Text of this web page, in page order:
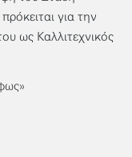
για την
ως Καλλιτεχνικός